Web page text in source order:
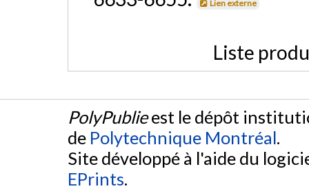
Lien externe
Liste
PolyPublieest le dépôt
de Polytechnique Montréal.
Site développé à l'aide du
EPrints.